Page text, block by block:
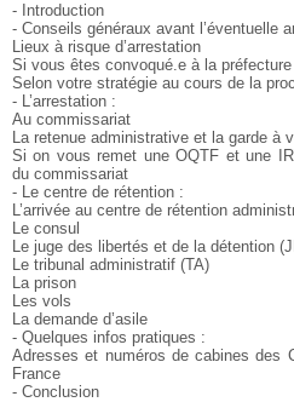
- Introduction
- Conseils généraux avant l’éventuelle
Lieux à risque d’arrestation
Si vous êtes convoqué.e à la préfecture
Selon votre stratégie au cours de la
- L’arrestation :
Au commissariat
La retenue administrative et la garde à
Si on vous remet une OQTF et une
du commissariat
- Le centre de rétention :
L’arrivée au centre de rétention
Le consul
Le juge des libertés et de la détention
Le tribunal administratif (TA)
La prison
Les vols
La demande d’asile
- Quelques infos pratiques :
Adresses et numéros de cabines des
France
- Conclusion